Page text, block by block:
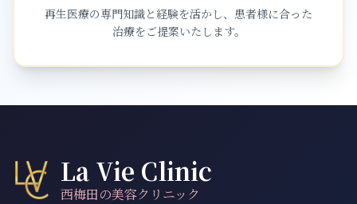
再生医療の専門知識と経験を活かし、患者様に合った
治療をご提案いたします。
La Vie Clinic
西梅田の美容クリニック